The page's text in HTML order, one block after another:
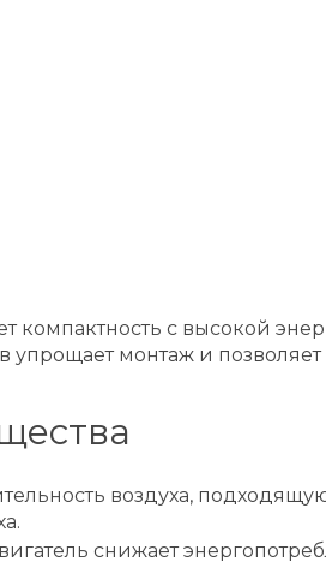
компактность с высокой
монтаж и позволяет
воздуха,
снижает